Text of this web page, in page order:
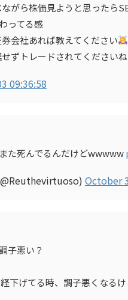
がら株価見ようと思ったら
ってる感
会社あれば教えてください
ずトレードされてくださいね
09:36:58
た死んでるんだけどwwwww
October
子悪い？
下げてる時、調子悪くなるけ